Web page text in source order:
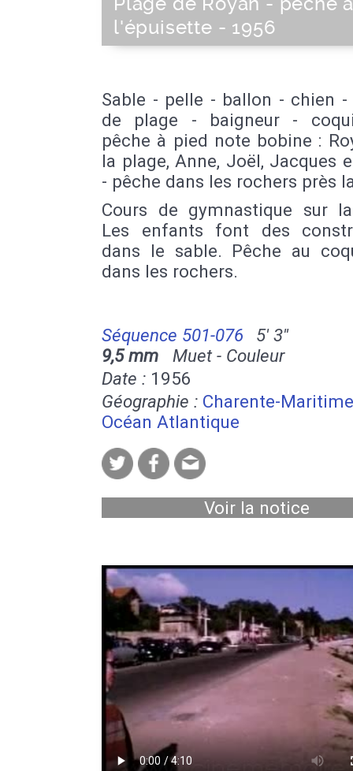
l'épuisette - 1956
Sable - pelle - ballon - chien -
de plage - baigneur -
pêche à pied note bobine :
la plage, Anne, Joël, Jacques
- pêche dans les rochers près
Cours de gymnastique sur
Les enfants font des
dans le sable. Pêche au
dans les rochers.
Séquence 501-076
5' 3''
9,5 mm Muet - Couleur
Date : 1956
Géographie : Charente-
Océan Atlantique
Voir la notice